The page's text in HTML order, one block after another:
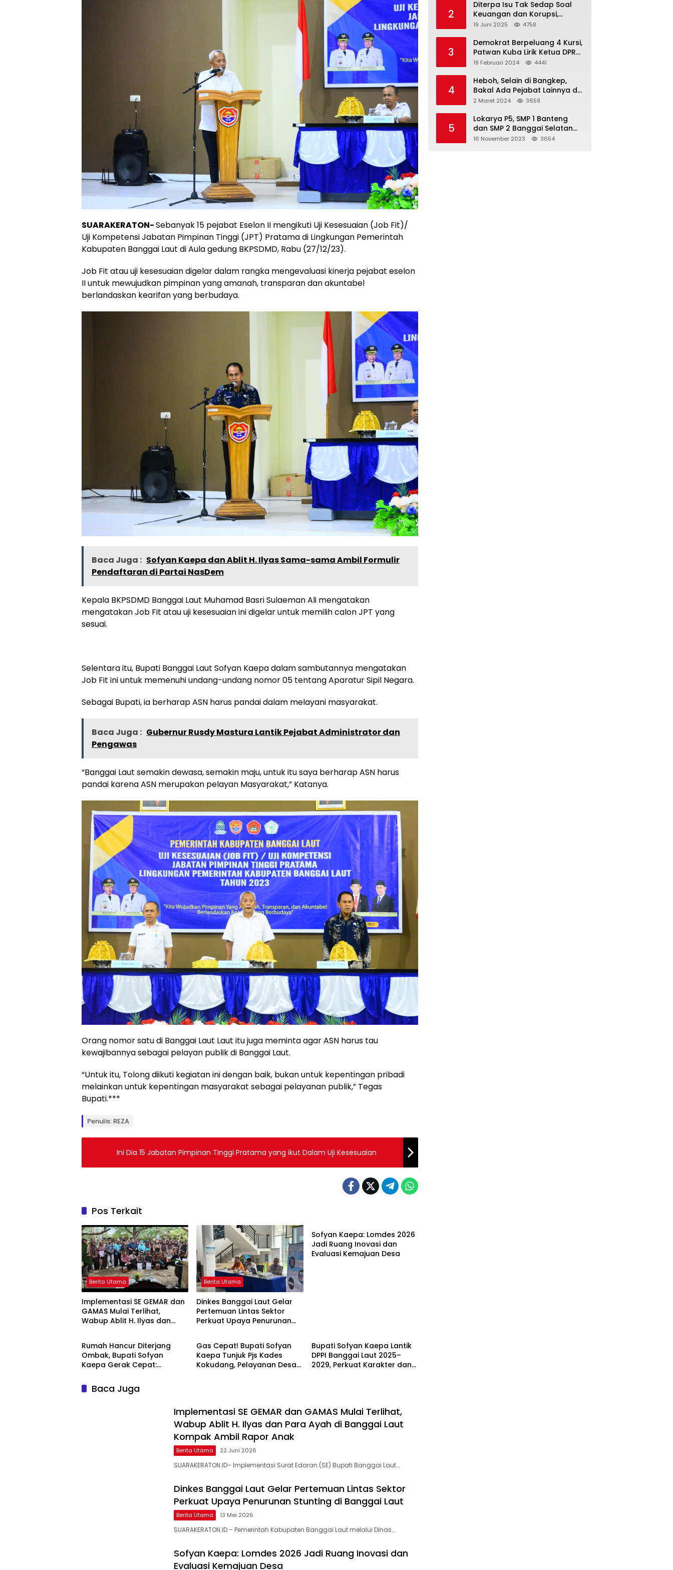
SUARAKERATON-Sebanyak 15 pejabat Eselon II mengikuti Uji Kesesuaian (Job Fit)/
Uji Kompetensi Jabatan Pimpinan Tinggi (JPT) Pratama di Lingkungan Pemerintah
Kabupaten Banggai Laut di Aula gedung BKPSDMD, Rabu (27/12/23).
Job Fit atau uji kesesuaian digelar dalam rangka mengevaluasi kinerja pejabat eselon
II untuk mewujudkan pimpinan yang amanah, transparan dan akuntabel
berlandaskan kearifan yang berbudaya.
Baca Juga : Sofyan Kaepa dan Ablit H. Ilyas Sama-sama Ambil Formulir
Pendaftaran di Partai NasDem
Kepala BKPSDMD Banggai Laut Muhamad Basri Sulaeman Ali mengatakan
mengatakan Job Fit atau uji kesesuaian ini digelar untuk memilih calon JPT yang
sesuai.
Selentara itu, Bupati Banggai Laut Sofyan Kaepa dalam sambutannya mengatakan
Job Fit ini untuk memenuhi undang-undang nomor 05 tentang Aparatur Sipil Negara.
Sebagai Bupati, ia berharap ASN harus pandai dalam melayani masyarakat.
Baca Juga : Gubernur Rusdy Mastura Lantik Pejabat Administrator dan
Pengawas
“Banggai Laut semakin dewasa, semakin maju, untuk itu saya berharap ASN harus
pandai karena ASN merupakan pelayan Masyarakat,” Katanya.
Orang nomor satu di Banggai Laut Laut itu juga meminta agar ASN harus tau
kewajibannya sebagai pelayan publik di Banggai Laut.
“Untuk itu, Tolong diikuti kegiatan ini dengan baik, bukan untuk kepentingan pribadi
melainkan untuk kepentingan masyarakat sebagai pelayanan publik,” Tegas
Bupati.***
Penulis: REZA
Ini Dia 15 Jabatan Pimpinan Tinggi Pratama yang ikut Dalam Uji Kesesuaian
Pos Terkait
Berita Utama
Implementasi SE GEMAR dan
GAMAS Mulai Terlihat,
Wabup Ablit H. Ilyas dan
Berita Utama
Dinkes Banggai Laut Gelar
Pertemuan Lintas Sektor
Perkuat Upaya Penurunan
Sofyan Kaepa: Lomdes 2026
Jadi Ruang Inovasi dan
Evaluasi Kemajuan Desa
Berita Utama
Rumah Hancur Diterjang
Ombak, Bupati Sofyan
Kaepa Gerak Cepat:
Diserahkan!
Berita Utama
Gas Cepat! Bupati Sofyan
Kaepa Tunjuk Pjs Kades
Kokudang, Pelayanan Desa
Bupati Sofyan Kaepa Lantik
DPPI Banggai Laut 2025–
2029, Perkuat Karakter dan
Baca Juga
Implementasi SE GEMAR dan GAMAS Mulai Terlihat,
Wabup Ablit H. Ilyas dan Para Ayah di Banggai Laut
Kompak Ambil Rapor Anak
Berita Utama 22 Juni 2026
SUARAKERATON.ID– Implementasi Surat Edaran (SE) Bupati Banggai Laut…
Dinkes Banggai Laut Gelar Pertemuan Lintas Sektor
Perkuat Upaya Penurunan Stunting di Banggai Laut
Berita Utama 13 Mei 2026
SUARAKERATON.ID – Pemerintah Kabupaten Banggai Laut melalui Dinas…
Sofyan Kaepa: Lomdes 2026 Jadi Ruang Inovasi dan
Evaluasi Kemajuan Desa
2
Diterpa Isu Tak Sedap Soal
Keuangan dan Korupsi,
Pemda Balut Sebut Isu Tak
19 Juni 2025 4758
3
Demokrat Berpeluang 4 Kursi,
Patwan Kuba Lirik Ketua DPRD
Banggai Laut
19 Februari 2024 4441
4
Heboh, Selain di Bangkep,
Bakal Ada Pejabat Lainnya di
Banggai Laut yang Bakal di
2 Maret 2024 3659
5
Lokarya P5, SMP 1 Banteng
dan SMP 2 Banggai Selatan
Curi Perhatian
16 November 2023 3654